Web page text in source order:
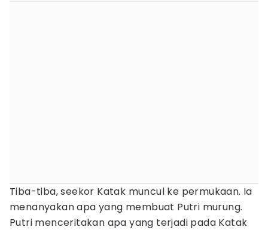
Tiba-tiba, seekor Katak muncul ke permukaan. Ia
menanyakan apa yang membuat Putri murung.
Putri menceritakan apa yang terjadi pada Katak